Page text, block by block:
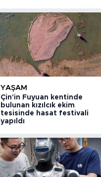
YAŞAM
Çin'in Fuyuan kentinde
bulunan kızılcık ekim
tesisinde hasat festivali
yapıldı